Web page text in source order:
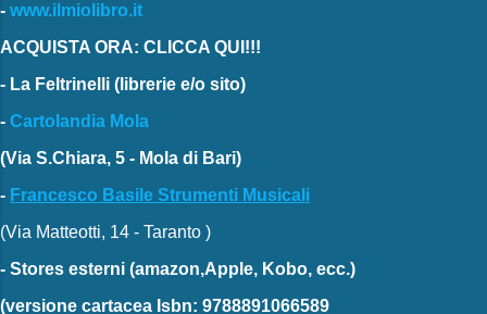
- www.ilmiolibro.it
ACQUISTA ORA: CLICCA QUI!!!
- La Feltrinelli (librerie e/o sito)
- Cartolandia Mola
(Via S.Chiara, 5 - Mola di Bari)
- Francesco Basile Strumenti Musicali
(Via Matteotti, 14 - Taranto )
- Stores esterni (amazon,Apple, Kobo, ecc.)
(versione cartacea Isbn: 9788891066589